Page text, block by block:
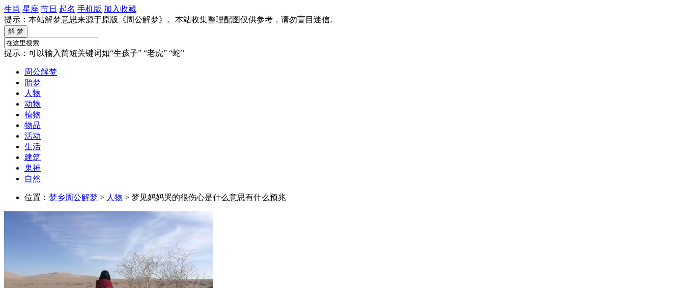
生肖 星座 节日 起名 手机版 加入收藏
提示：本站解梦意思来源于原版《周公解梦》。本站收集整理配图仅供参考，请勿盲目迷信。
提示：可以输入简短关键词如“生孩子” “老虎” “蛇”
周公解梦
胎梦
人物
动物
植物
物品
活动
生活
建筑
鬼神
自然
位置： 梦乡周公解梦 > 人物 > 梦见妈妈哭的很伤心是什么意思有什么预兆